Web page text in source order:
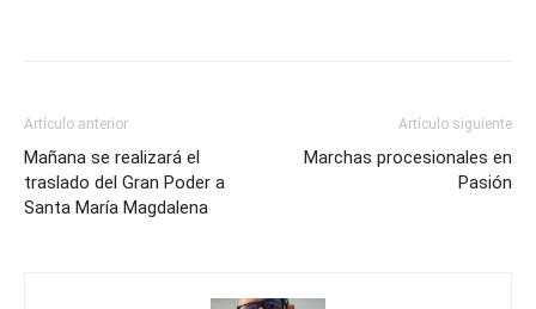
Artículo anterior
Mañana se realizará el
traslado del Gran Poder a
Santa María Magdalena
Artículo siguiente
Marchas procesionales en
Pasión